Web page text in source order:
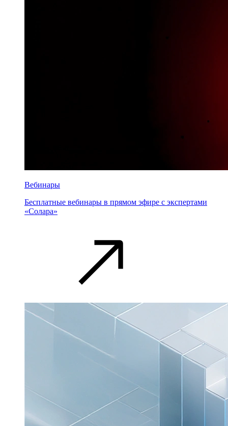
Вебинары
Бесплатные вебинары в прямом эфире с экспертами
«Солара»